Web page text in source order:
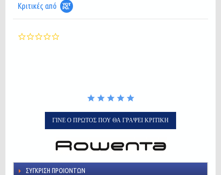
Κριτικές από
ΓΊΝΕ Ο ΠΡΏΤΟΣ ΠΟΥ ΘΑ ΓΡΆΨΕΙ ΚΡΙΤΙΚΉ
ΣΎΓΚΡΙΣΗ ΠΡΟΙΌΝΤΩΝ